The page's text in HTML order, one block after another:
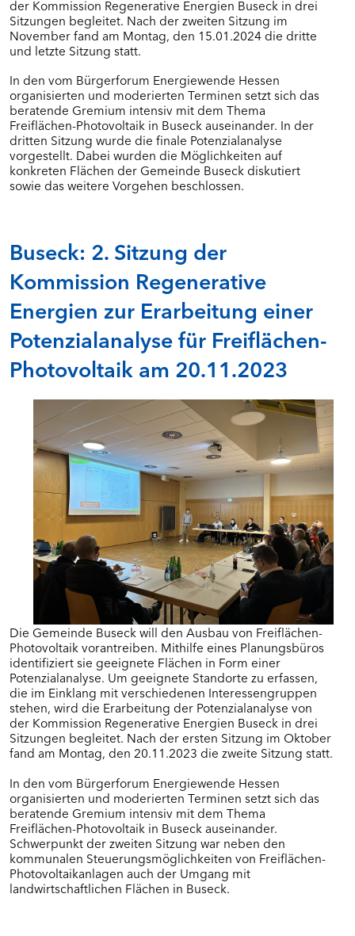
der Kommission Regenerative Energien Buseck in drei
Sitzungen begleitet. Nach der zweiten Sitzung im
November fand am Montag, den 15.01.2024 die dritte
und letzte Sitzung statt.
In den vom Bürgerforum Energiewende Hessen
organisierten und moderierten Terminen setzt sich das
beratende Gremium intensiv mit dem Thema
Freiflächen-Photovoltaik in Buseck auseinander. In der
dritten Sitzung wurde die finale Potenzialanalyse
vorgestellt. Dabei wurden die Möglichkeiten auf
konkreten Flächen der Gemeinde Buseck diskutiert
sowie das weitere Vorgehen beschlossen.
Buseck: 2. Sitzung der
Kommission Regenerative
Energien zur Erarbeitung einer
Potenzialanalyse für Freiflächen-
Photovoltaik am 20.11.2023
Die Gemeinde Buseck will den Ausbau von Freiflächen-
Photovoltaik vorantreiben. Mithilfe eines Planungsbüros
identifiziert sie geeignete Flächen in Form einer
Potenzialanalyse. Um geeignete Standorte zu erfassen,
die im Einklang mit verschiedenen Interessengruppen
stehen, wird die Erarbeitung der Potenzialanalyse von
der Kommission Regenerative Energien Buseck in drei
Sitzungen begleitet. Nach der ersten Sitzung im Oktober
fand am Montag, den 20.11.2023 die zweite Sitzung statt.
In den vom Bürgerforum Energiewende Hessen
organisierten und moderierten Terminen setzt sich das
beratende Gremium intensiv mit dem Thema
Freiflächen-Photovoltaik in Buseck auseinander.
Schwerpunkt der zweiten Sitzung war neben den
kommunalen Steuerungsmöglichkeiten von Freiflächen-
Photovoltaikanlagen auch der Umgang mit
landwirtschaftlichen Flächen in Buseck.